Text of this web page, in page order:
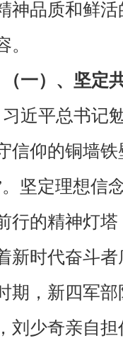
神品质和鲜
。
（一）、坚定
习近平总书记
信仰的铜墙
坚定理想信
行的精神灯
新时代奋斗
期，新四军
刘少奇亲自